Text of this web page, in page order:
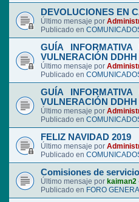
DEVOLUCIONES EN
Último mensaje por
Publicado en
GUÍA
VULNERACIÓN DDHH
Último mensaje por
Publicado en
GUÍA
VULNERACIÓN DDHH
Último mensaje por
Publicado en
FELIZ NAVIDAD 2019
Último mensaje por
Publicado en
Comisiones de
Último mensaje por kaiman2
Publicado en FORO